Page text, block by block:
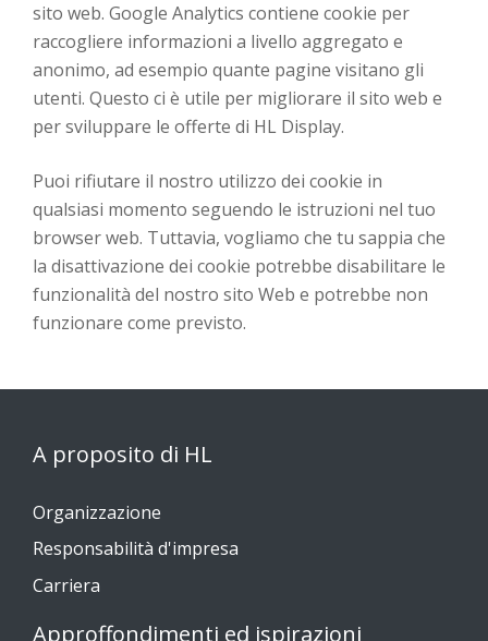
sito web. Google Analytics contiene cookie per
raccogliere informazioni a livello aggregato e
anonimo, ad esempio quante pagine visitano gli
utenti. Questo ci è utile per migliorare il sito web e
per sviluppare le offerte di HL Display.
Puoi rifiutare il nostro utilizzo dei cookie in
qualsiasi momento seguendo le istruzioni nel tuo
browser web. Tuttavia, vogliamo che tu sappia che
la disattivazione dei cookie potrebbe disabilitare le
funzionalità del nostro sito Web e potrebbe non
funzionare come previsto.
A proposito di HL
Organizzazione
Responsabilità d'impresa
Carriera
Approffondimenti ed ispirazioni